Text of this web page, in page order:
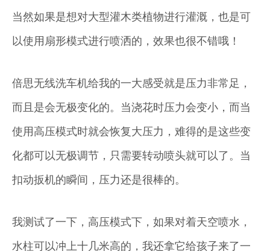
当然如果是想对大型灌木类植物进行灌溉，也是可
以使用扇形模式进行喷洒的，效果也很不错哦！
倍思无线洗车机给我的一大感受就是压力非常足，
而且是会无极变化的。当浇花时压力会变小，而当
使用高压模式时就会恢复大压力，难得的是这些变
化都可以无极调节，只需要转动喷头就可以了。当
扣动扳机的瞬间，压力还是很棒的。
我测试了一下，高压模式下，如果对着天空喷水，
水柱可以冲上十几米高的，我还拿它给孩子来了一